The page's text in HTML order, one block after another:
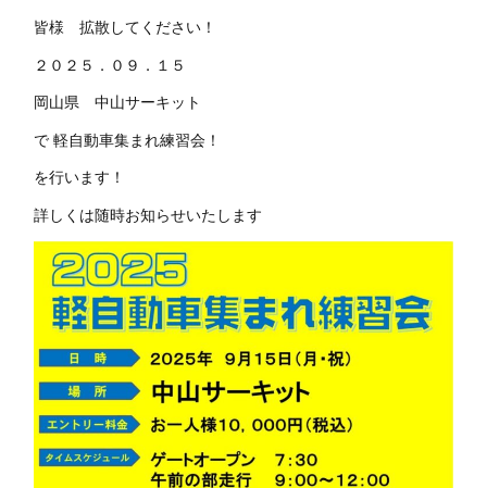
皆様 拡散してください！
２０２５．０９．１５
岡山県 中山サーキット
で 軽自動車集まれ練習会！
を行います！
詳しくは随時お知らせいたします